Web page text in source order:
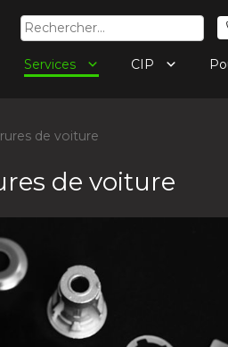
Rechercher :
Services CIP
de voiture
de voiture